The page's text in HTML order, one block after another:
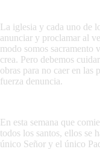
La iglesia y cada uno de
anunciar y proclamar al
modo somos
crea. Pero debemos
obras para no caer en las
fuerza denuncia.
En esta semana que
todos los santos, ellos se
único Señor y el único